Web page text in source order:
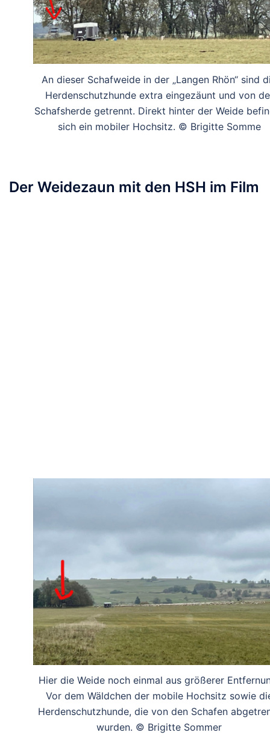
An dieser Schafweide in der „Langen Rhön“ sind
Herdenschutzhunde extra eingezäunt und von
Schafsherde getrennt. Direkt hinter der Weide
sich ein mobiler Hochsitz. © Brigitte Somme
Der Weidezaun mit den HSH im Film
Hier die Weide noch einmal aus größerer
Vor dem Wäldchen der mobile Hochsitz sowie
Herdenschutzhunde, die von den Schafen
wurden. © Brigitte Sommer